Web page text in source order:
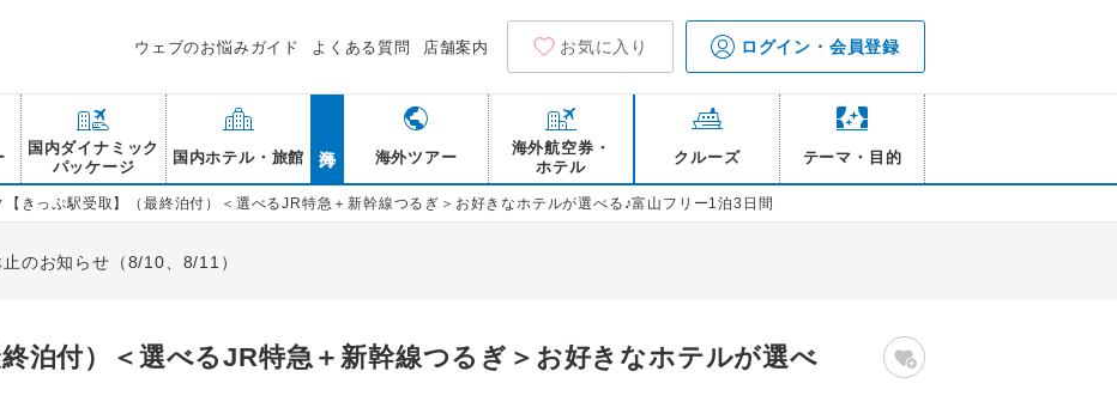
ウェブのお悩みガイド よくある質問 店舗案内 お気に入り ログイン・会員登録
国内ダイナミック
パッケージ
国内ホテル・旅館 海外ツアー
海外航空券・
ホテル
クルーズ テーマ・目的
きっぷ駅受取】（最終泊付）＜選べるJR特急＋新幹線つるぎ＞お好きなホテルが選べる♪富山フリー1泊3日間
のお知らせ（8/10、8/11）
泊付）＜選べるJR特急＋新幹線つるぎ＞お好きなホテルが選べ